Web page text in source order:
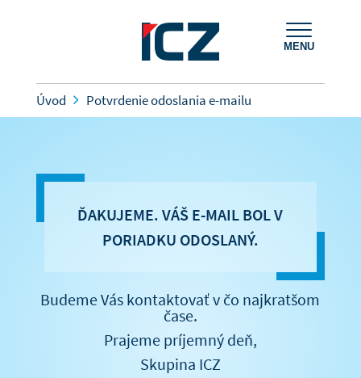
MENU
Úvod Potvrdenie odoslania e-mailu
ĎAKUJEME. VÁŠ E-MAIL BOL V
PORIADKU ODOSLANÝ.
Budeme Vás kontaktovať v čo najkratšom
čase.
Prajeme príjemný deň,
Skupina ICZ